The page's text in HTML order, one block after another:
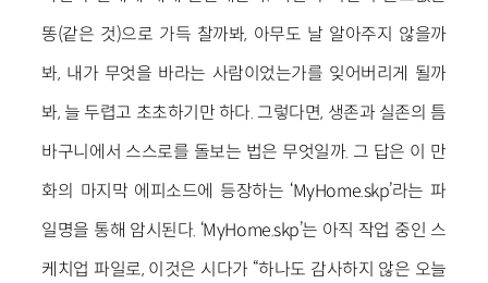
똥(같은 것)으로 가득 찰까봐, 아무도 날 알아주지 않을까
봐, 내가 무엇을 바라는 사람이었는가를 잊어버리게 될까
봐, 늘 두렵고 초초하기만 하다. 그렇다면, 생존과 실존의 틈
바구니에서 스스로를 돌보는 법은 무엇일까. 그 답은 이 만
화의 마지막 에피소드에 등장하는 ‘MyHome.skp’라는 파
일명을 통해 암시된다. ‘MyHome.skp’는 아직 작업 중인 스
케치업 파일로, 이것은 시다가 “하나도 감사하지 않은 오늘